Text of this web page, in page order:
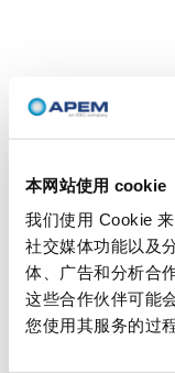
本网站使用 cookie
我们使用 Cookie
社交媒体功能以及
体、广告和分析合
这些合作伙伴可能
您使用其服务的过